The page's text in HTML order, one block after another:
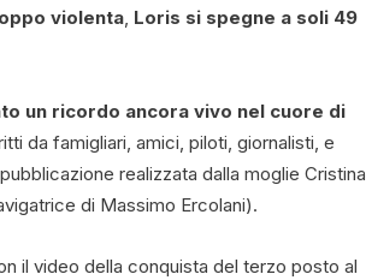
violenta, Loris si spegne a soli 49
un ricordo ancora vivo nel cuore di
da famigliari, amici, piloti, giornalisti, e
realizzata dalla moglie Cristina
di Massimo Ercolani).
il video della conquista del terzo posto al